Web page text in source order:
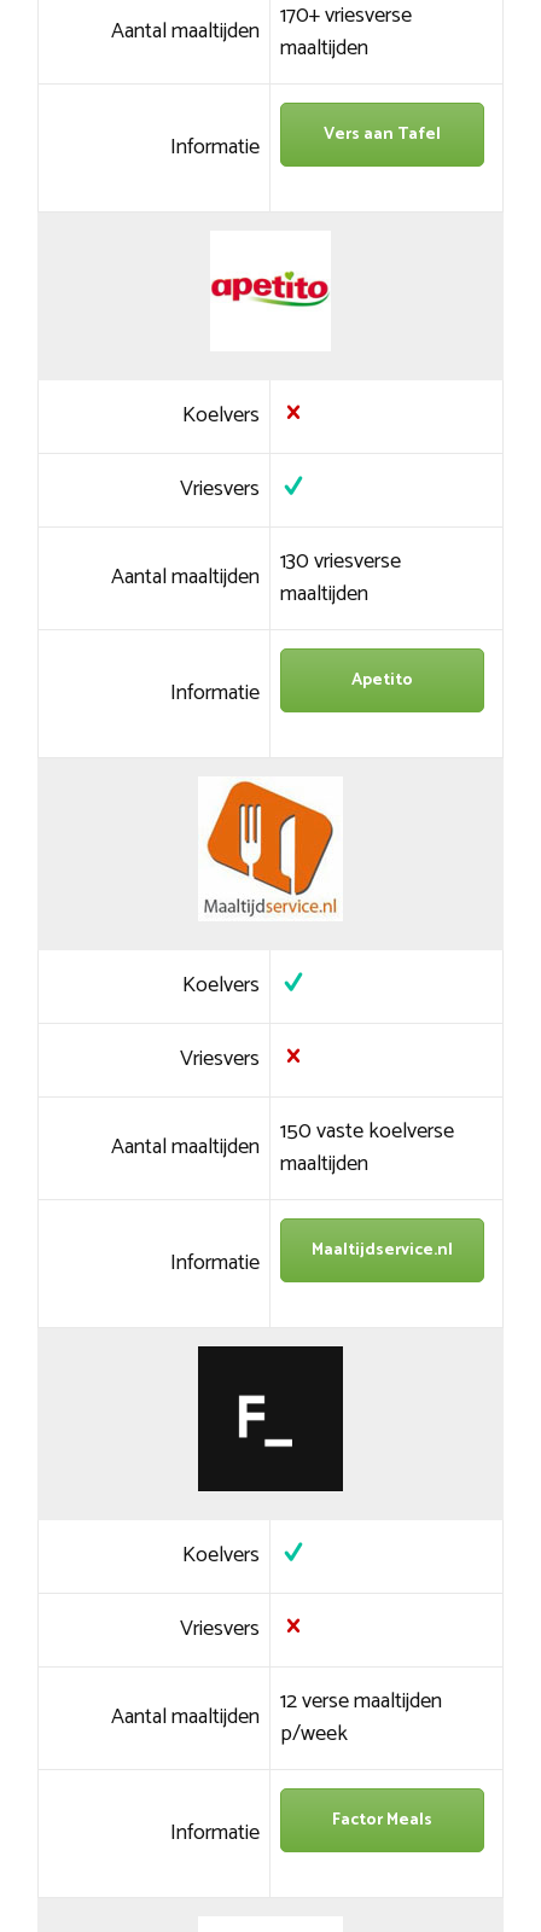
Aantal maaltijden 170+ vriesverse
maaltijden
Informatie Vers aan Tafel
Koelvers
Vriesvers
Aantal maaltijden 130 vriesverse
maaltijden
Informatie Apetito
Koelvers
Vriesvers
Aantal maaltijden 150 vaste koelverse
maaltijden
Informatie Maaltijdservice.nl
Koelvers
Vriesvers
Aantal maaltijden 12 verse maaltijden
p/week
Informatie Factor Meals